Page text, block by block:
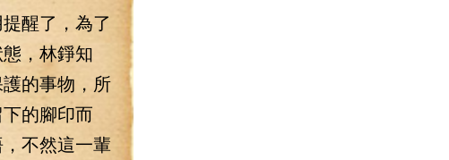
醒了，為了
，林錚知
的事物，所
的腳印而
不然這一輩